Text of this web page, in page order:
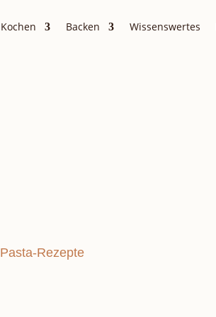
Kochen Backen Wissenswertes
Pasta-Rezepte